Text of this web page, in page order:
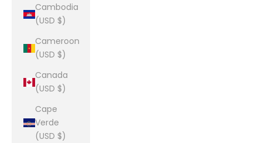
Cambodia
(USD $)
Cameroon
(USD $)
Canada
(USD $)
Cape
Verde
(USD $)